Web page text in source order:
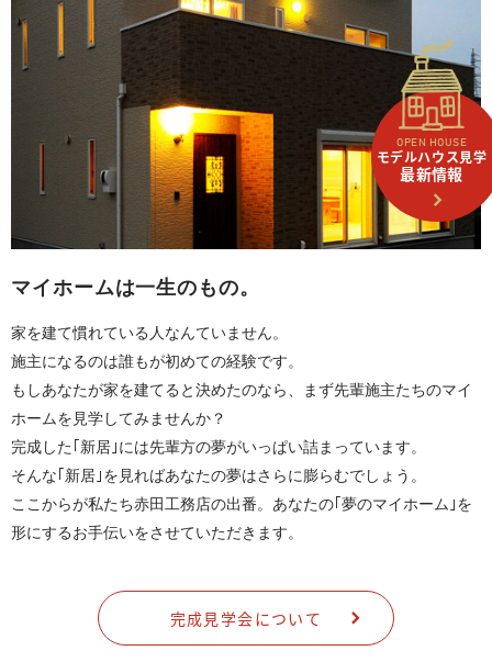
OPEN HOUSE
モデルハウス見学
最新情報
マイホームは一生のもの。
家を建て慣れている人なんていません。
施主になるのは誰もが初めての経験です。
もしあなたが家を建てると決めたのなら、まず先輩施主たちのマイ
ホームを見学してみませんか？
完成した｢新居｣には先輩方の夢がいっぱい詰まっています。
そんな｢新居｣を見ればあなたの夢はさらに膨らむでしょう。
ここからが私たち赤田工務店の出番。あなたの｢夢のマイホーム｣を
形にするお手伝いをさせていただきます。
完成見学会について